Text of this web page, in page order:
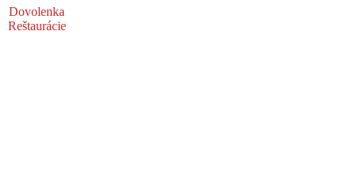
Dovolenka
Reštaurácie